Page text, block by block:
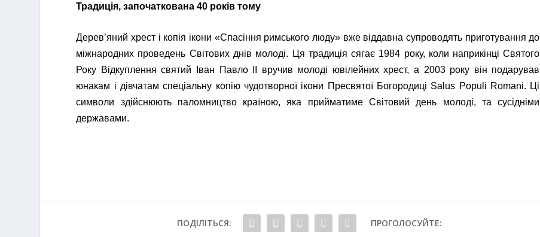
Традиція, започаткована 40 років тому
Дерев’яний хрест і копія ікони «Спасіння римського люду» вже віддавна супроводять приготування до
міжнародних проведень Світових днів молоді. Ця традиція сягає 1984 року, коли наприкінці Святого
Року Відкуплення святий Іван Павло ІІ вручив молоді ювілейних хрест, а 2003 року він подарував
юнакам і дівчатам спеціальну копію чудотворної ікони Пресвятої Богородиці Salus Populi Romani. Ці
символи здійснюють паломництво країною, яка прийматиме Світовий день молоді, та сусідніми
державами.
ПОДІЛІТЬСЯ: ПРОГОЛОСУЙТЕ: